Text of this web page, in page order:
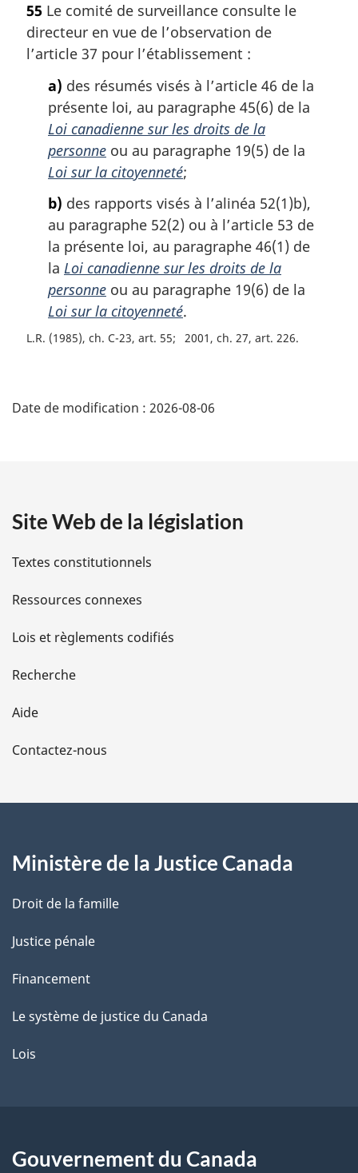
t
e
m
55 Le comité de surveillance consulte le
directeur en vue de l’observation de
l’article 37 pour l’établissement :
a) des résumés visés à l’article 46 de la
présente loi, au paragraphe 45(6) de la
Loi canadienne sur les droits de la
personne ou au paragraphe 19(5) de la
Loi sur la citoyenneté;
b) des rapports visés à l’alinéa 52(1)b),
au paragraphe 52(2) ou à l’article 53 de
la présente loi, au paragraphe 46(1) de
la Loi canadienne sur les droits de la
personne ou au paragraphe 19(6) de la
Loi sur la citoyenneté.
L.R. (1985), ch. C-23, art. 55 2001, ch. 27, art. 226
é
i
l
s
d
e
l
a
e
Date de modification : 2026-08-06
Site Web de la législation
Textes constitutionnels
Ressources connexes
Lois et règlements codifiés
Recherche
Aide
Contactez-nous
Ministère de la Justice Canada
Droit de la famille
Justice pénale
Financement
Le système de justice du Canada
Lois
Gouvernement du Canada